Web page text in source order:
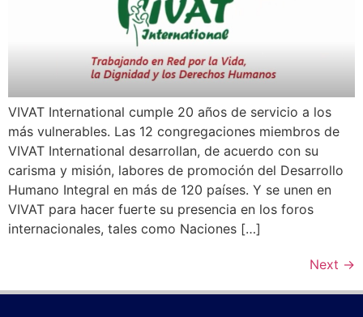
VIVAT International cumple 20 años de servicio a los
más vulnerables. Las 12 congregaciones miembros de
VIVAT International desarrollan, de acuerdo con su
carisma y misión, labores de promoción del Desarrollo
Humano Integral en más de 120 países. Y se unen en
VIVAT para hacer fuerte su presencia en los foros
internacionales, tales como Naciones […]
Next →